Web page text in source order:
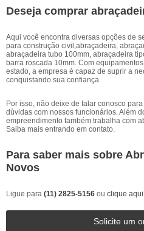
Deseja comprar
Aqui você encontra diversas opções de
para construção civil,abraçadeira,
abraçadeira tubo 100mm, abraçadeira
barra roscada 10mm. Com
estado, a empresa é capaz de suprir a
conquistando sua confiança.
Por isso, não deixe de falar conosco
dúvidas com nossos funcionários. Além
empreendimento também trabalha com
Saiba mais entrando em contato.
Para saber mais sobre
Novos
Ligue para (11) 2825-5156 ou clique aqui
Solicite um